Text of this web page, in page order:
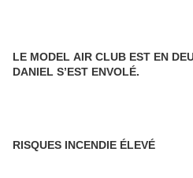
LE MODEL AIR CLUB EST EN DEUIL :
DANIEL S’EST ENVOLÉ.
RISQUES INCENDIE ÉLEVÉ